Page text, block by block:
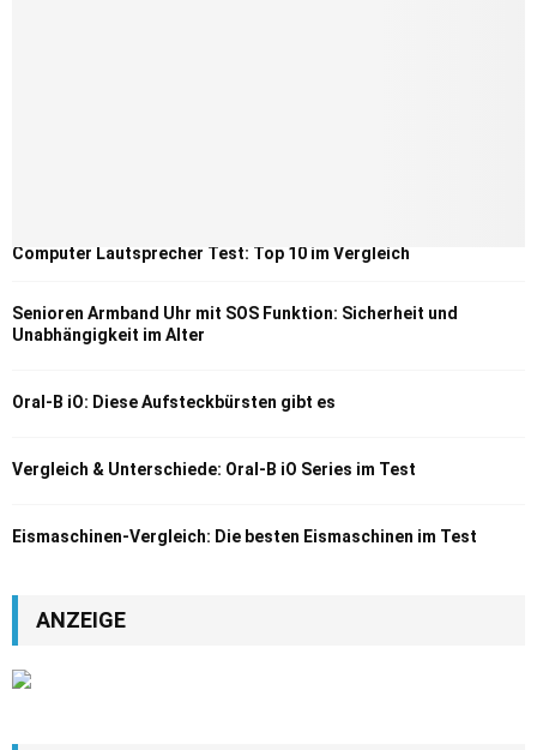
Computer Lautsprecher Test: Top 10 im Vergleich
Senioren Armband Uhr mit SOS Funktion: Sicherheit und
Unabhängigkeit im Alter
Oral-B iO: Diese Aufsteckbürsten gibt es
Vergleich & Unterschiede: Oral-B iO Series im Test
Eismaschinen-Vergleich: Die besten Eismaschinen im Test
ANZEIGE